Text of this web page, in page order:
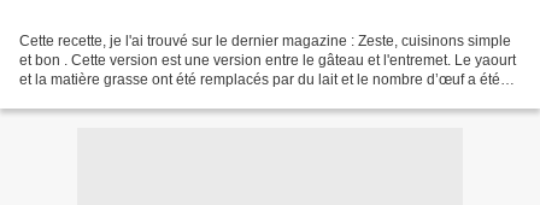
Cette recette, je l'ai trouvé sur le dernier magazine : Zeste, cuisinons simple
et bon . Cette version est une version entre le gâteau et l'entremet. Le yaourt
et la matière grasse ont été remplacés par du lait et le nombre d’œuf a été